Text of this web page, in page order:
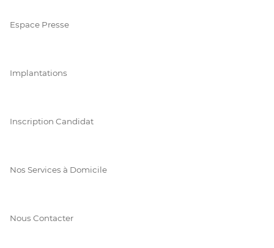
Espace Presse
Implantations
Inscription Candidat
Nos Services à Domicile
Nous Contacter